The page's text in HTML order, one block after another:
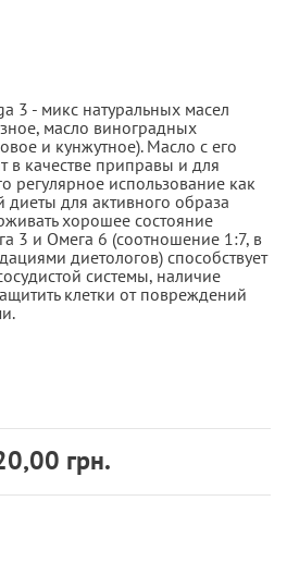
3 - микс натуральных масел
масло виноградных
и кунжутное). Масло с его
в качестве приправы и для
регулярное использование как
диеты для активного образа
хорошее состояние
3 и Омега 6 (соотношение 1:7, в
диетологов) способствует
системы, наличие
клетки от повреждений
грн.